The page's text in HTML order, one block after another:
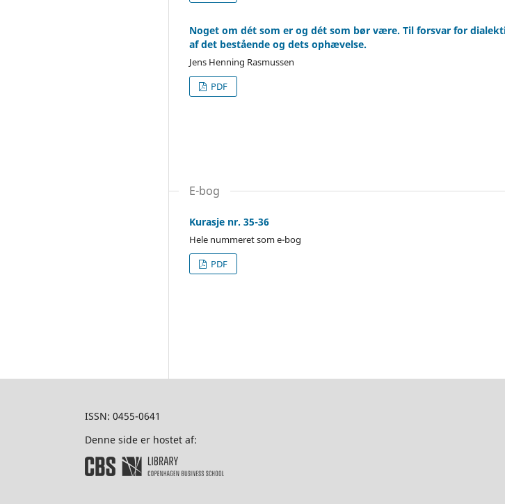
Noget om dét som er og dét som bør være. Til forsvar for
af det bestående og dets ophævelse.
Jens Henning Rasmussen
PDF
E-bog
Kurasje nr. 35-36
Hele nummeret som e-bog
PDF
ISSN: 0455-0641
Denne side er hostet af: